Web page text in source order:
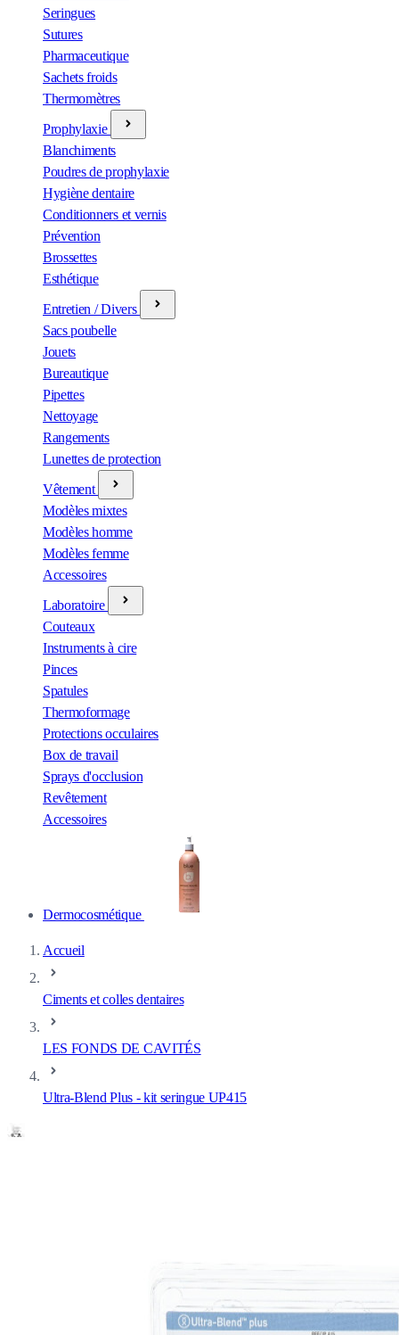
Seringues
Sutures
Pharmaceutique
Sachets froids
Thermomètres
Prophylaxie
Blanchiments
Poudres de prophylaxie
Hygiène dentaire
Conditionners et vernis
Prévention
Brossettes
Esthétique
Entretien / Divers
Sacs poubelle
Jouets
Bureautique
Pipettes
Nettoyage
Rangements
Lunettes de protection
Vêtement
Modèles mixtes
Modèles homme
Modèles femme
Accessoires
Laboratoire
Couteaux
Instruments à cire
Pinces
Spatules
Thermoformage
Protections occulaires
Box de travail
Sprays d'occlusion
Revêtement
Accessoires
Dermocosmétique
Accueil
Ciments et colles dentaires
LES FONDS DE CAVITÉS
Ultra-Blend Plus - kit seringue UP415